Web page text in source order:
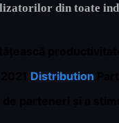
din toate
Distribution